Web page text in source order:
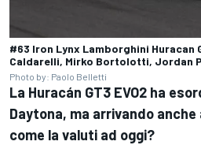
#63 Iron Lynx Lamborghini Huracan
Caldarelli, Mirko Bortolotti, Jordan
Photo by: Paolo Belletti
La Huracán GT3 EVO2 ha
Daytona, ma arrivando anche
come la valuti ad oggi?